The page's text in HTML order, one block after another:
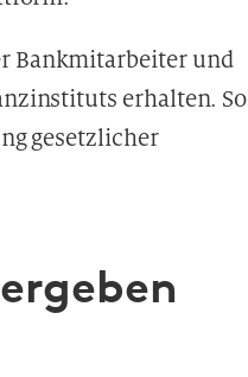
Bankmitarbeiter und
erhalten. So
gesetzlicher